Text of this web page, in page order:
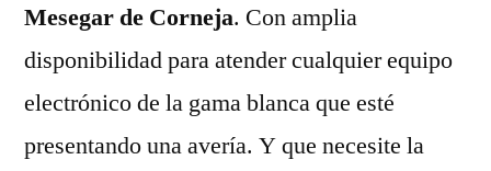
Mesegar de Corneja. Con amplia
disponibilidad para atender cualquier equipo
electrónico de la gama blanca que esté
presentando una avería. Y que necesite la